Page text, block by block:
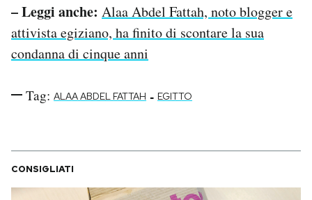
– Leggi anche: Alaa Abdel Fattah, noto blogger e
attivista egiziano, ha finito di scontare la sua
condanna di cinque anni
Tag: ALAA ABDEL FATTAH - EGITTO
CONSIGLIATI